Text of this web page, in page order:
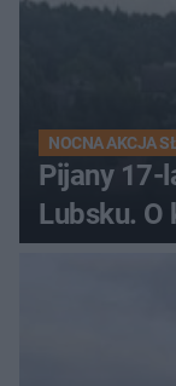
NOCNA AKCJA
Pijany 17-
Lubsku.